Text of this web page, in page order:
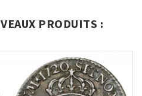
PRODUITS :